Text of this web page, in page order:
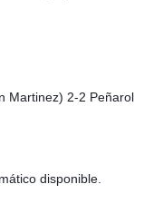
Martinez) 2-2 Peñarol